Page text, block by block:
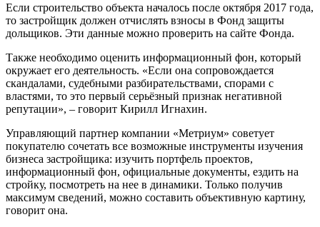
Если строительство объекта началось после октября 2017 года,
то застройщик должен отчислять взносы в Фонд защиты
дольщиков. Эти данные можно проверить на сайте Фонда.
Также необходимо оценить информационный фон, который
окружает его деятельность. «Если она сопровождается
скандалами, судебными разбирательствами, спорами с
властями, то это первый серьёзный признак негативной
репутации», – говорит Кирилл Игнахин.
Управляющий партнер компании «Метриум» советует
покупателю сочетать все возможные инструменты изучения
бизнеса застройщика: изучить портфель проектов,
информационный фон, официальные документы, ездить на
стройку, посмотреть на нее в динамики. Только получив
максимум сведений, можно составить объективную картину,
говорит она.